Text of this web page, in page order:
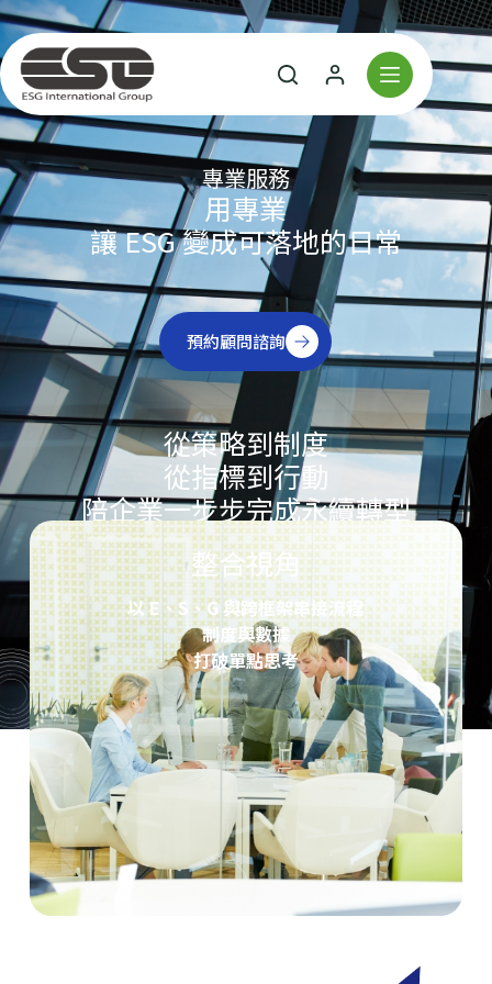
專業服務
用專業
讓 ESG 變成可落地的日常
預約顧問諮詢
從策略到制度
從指標到行動
陪企業一步步完成永續轉型
我們以國際標準為基礎，結合在地經驗
協助企業建立完整的永續管理體系
從盤查到揭露、從治理到文化
讓永續成為企業日常的一部分
整合視角
以 E、S、G 與跨框架串接流程
制度與數據
打破單點思考